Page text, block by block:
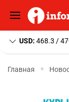
USD: 468.3 /
Главная